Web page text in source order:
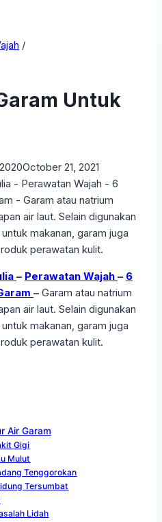
/
Untuk
October 21, 2021
– Perawatan Wajah – 6
– Garam atau natrium
air laut. Selain digunakan
makanan, garam juga
perawatan kulit.
Air Garam
Gigi
Mulut
Tenggorokan
Tersumbat
Lidah